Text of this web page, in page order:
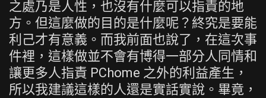
之處乃是人性，也沒有什麼可以指責的地
方。但這麼做的目的是什麼呢？終究是要能
利己才有意義。而我前面也說了，在這次事
件裡，這樣做並不會有博得一部分人同情和
讓更多人指責 PChome 之外的利益產生，
所以我建議這樣的人還是實話實說。畢竟，